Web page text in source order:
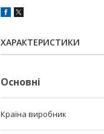
ХАРАКТЕРИСТИКИ
Основні
Країна виробник